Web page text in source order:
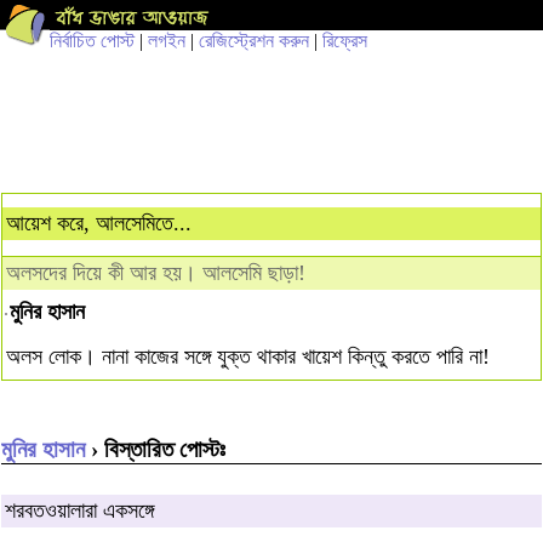
নির্বাচিত পোস্ট| লগইন | রেজিস্ট্রেশন করুন | রিফ্রেস
আয়েশ করে, আলসেমিতে...
অলসদের দিয়ে কী আর হয়। আলসেমি ছাড়া!
মুনির হাসান
অলস লোক। নানা কাজের সঙ্গে যুক্ত থাকার খায়েশ কিন্তু করতে পারি না!
মুনির হাসান› বিস্তারিত পোস্টঃ
শরবতওয়ালারা একসঙ্গে